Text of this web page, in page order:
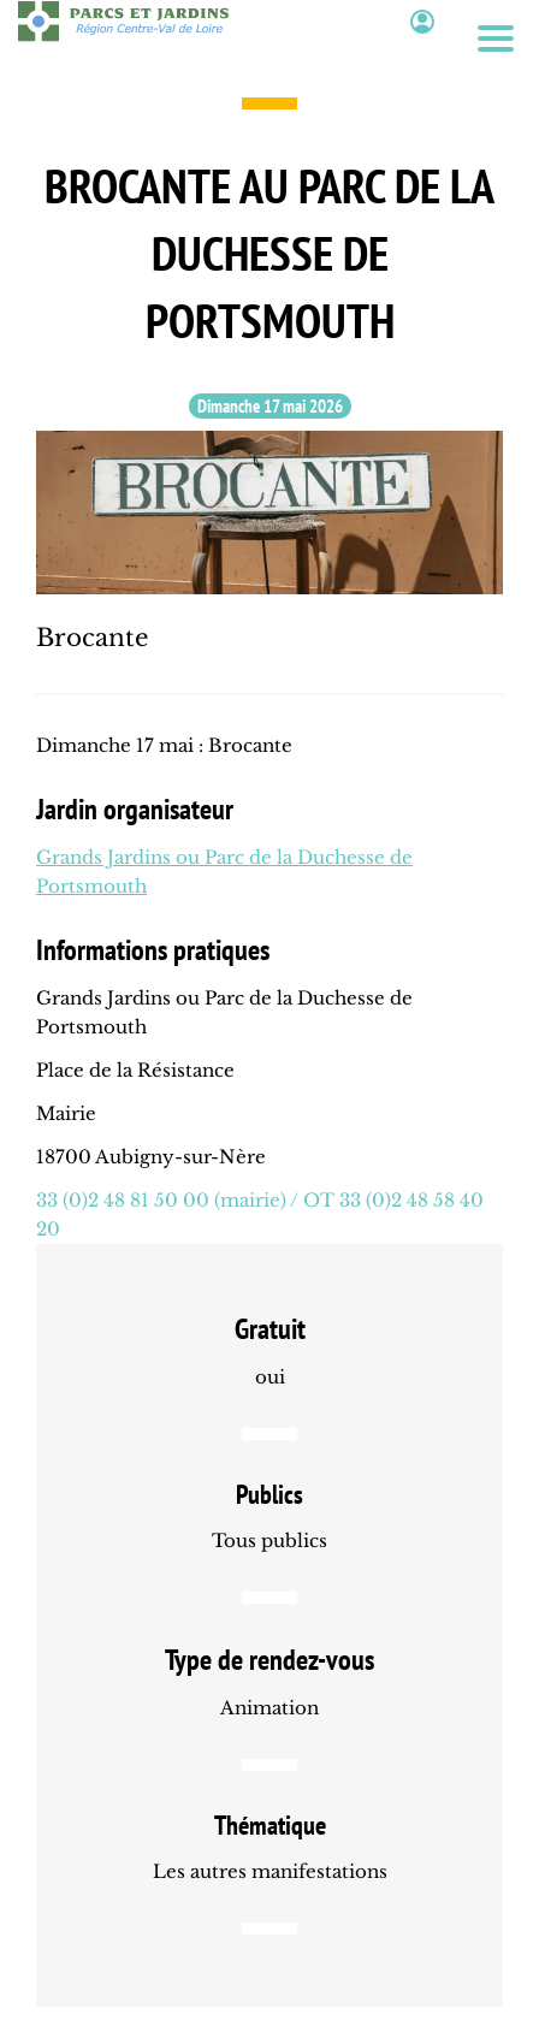
Aller
au
BROCANTE AU PARC DE LA
DUCHESSE DE
PORTSMOUTH
Dimanche 17 mai 2026
Brocante
Dimanche 17 mai : Brocante
Jardin organisateur
Grands Jardins ou Parc de la Duchesse de
Portsmouth
Informations pratiques
Grands Jardins ou Parc de la Duchesse de
Portsmouth
Place de la Résistance
Mairie
18700 Aubigny-sur-Nère
33 (0)2 48 81 50 00 (mairie) / OT 33 (0)2 48 58 40
20
Gratuit
oui
Publics
Tous publics
Type de rendez-vous
Animation
Thématique
Les autres manifestations